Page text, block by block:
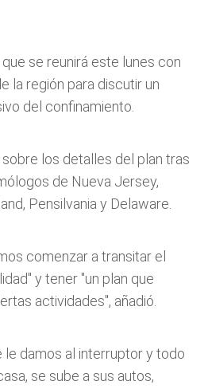
se reunirá este lunes con
la región para discutir un
del confinamiento.
los detalles del plan tras
de Nueva Jersey,
Pensilvania y Delaware.
comenzar a transitar el
y tener "un plan que
actividades", añadió.
le damos al interruptor y todo
se sube a sus autos,